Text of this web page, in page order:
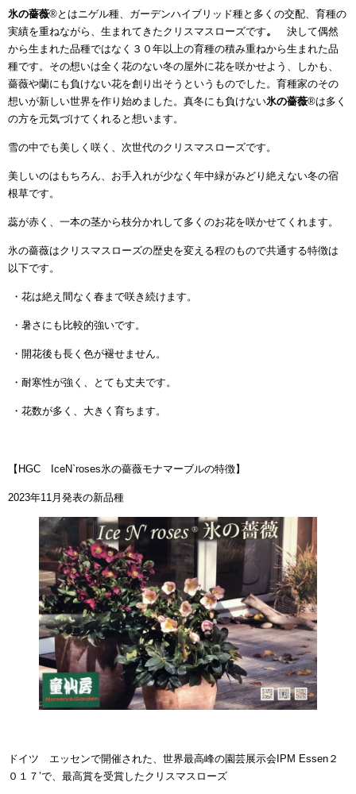
氷の薔薇®とはニゲル種、ガーデンハイブリッド種と多くの交配、育種の
実績を重ねながら、生まれてきたクリスマスローズです。 決して偶然
から生まれた品種ではなく３０年以上の育種の積み重ねから生まれた品
種です。その想いは全く花のない冬の屋外に花を咲かせよう、しかも、
薔薇や蘭にも負けない花を創り出そうというものでした。育種家のその
想いが新しい世界を作り始めました。真冬にも負けない氷の薔薇®は多く
の方を元気づけてくれると想います。
雪の中でも美しく咲く、次世代のクリスマスローズです。
美しいのはもちろん、お手入れが少なく年中緑がみどり絶えない冬の宿
根草です。
蕊が赤く、一本の茎から枝分かれして多くのお花を咲かせてくれます。
氷の薔薇はクリスマスローズの歴史を変える程のもので共通する特徴は
以下です。
・花は絶え間なく春まで咲き続けます。
・暑さにも比較的強いです。
・開花後も長く色が褪せません。
・耐寒性が強く、とても丈夫です。
・花数が多く、大きく育ちます。
【HGC IceN`roses氷の薔薇モナマーブルの特徴】
2023年11月発表の新品種
ドイツ エッセンで開催された、世界最高峰の園芸展示会IPM Essen２
０１７’で、最高賞を受賞したクリスマスローズ